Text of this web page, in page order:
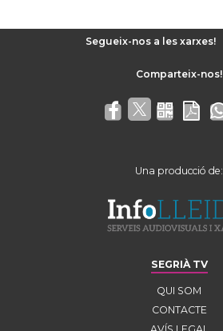
Segueix-nos a les xarxes!
Una producció de:
SEGRIÀ TV
QUI SOM
CONTACTE